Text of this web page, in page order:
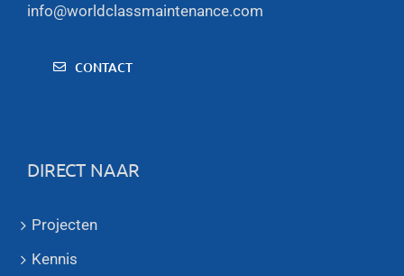
info@worldclassmaintenance.com
CONTACT
DIRECT NAAR
Projecten
Kennis